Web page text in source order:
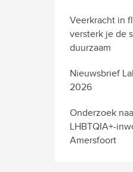
Veerkracht in
versterk je de
duurzaam
Nieuwsbrief
2026
Onderzoek
LHBTQIA+-
Amersfoort